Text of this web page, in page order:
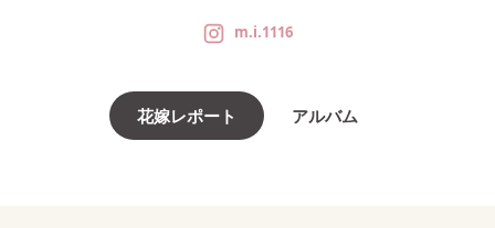
m.i.1116
花嫁レポート アルバム